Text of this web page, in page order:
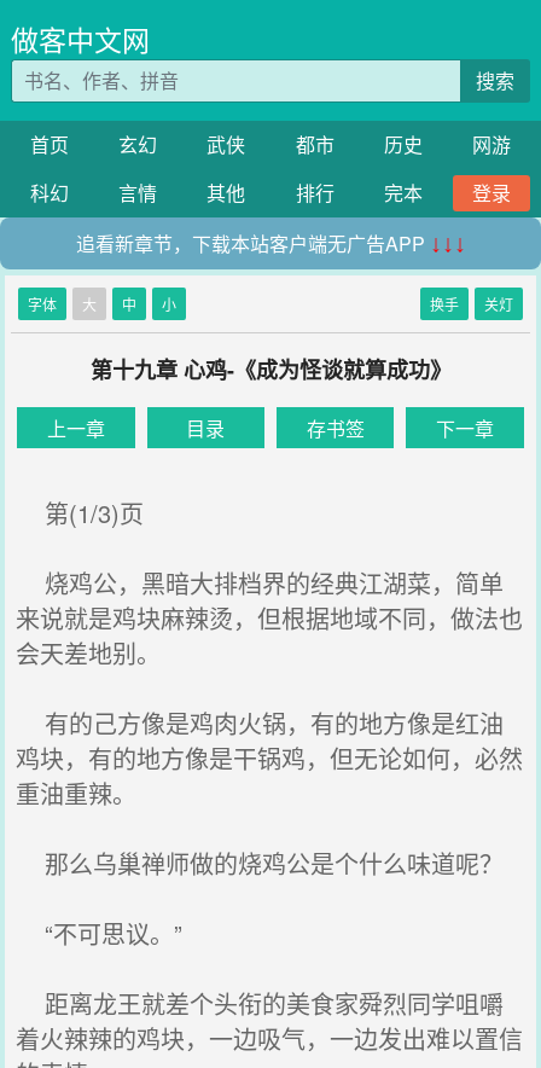
做客中文网
搜索
首页 玄幻 武侠 都市 历史
网游
科幻
言情 其他 排行 完本
登录
追看新章节，下载本站客户端无广告APP ↓↓↓
字体 大 中 小 换手 关灯
第十九章 心鸡-《成为怪谈就算成功》
上一章 目录 存书签 下一章
第(1/3)页
烧鸡公，黑暗大排档界的经典江湖菜，简单
来说就是鸡块麻辣烫，但根据地域不同，做法也
会天差地别。
有的己方像是鸡肉火锅，有的地方像是红油
鸡块，有的地方像是干锅鸡，但无论如何，必然
重油重辣。
那么乌巢禅师做的烧鸡公是个什么味道呢？
“不可思议。”
距离龙王就差个头衔的美食家舜烈同学咀嚼
着火辣辣的鸡块，一边吸气，一边发出难以置信